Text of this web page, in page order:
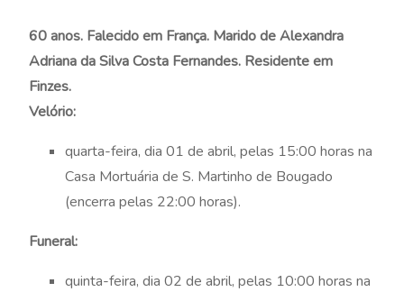
60 anos. Falecido em França. Marido de Alexandra
Adriana da Silva Costa Fernandes. Residente em
Finzes.
Velório:
quarta-feira, dia 01 de abril, pelas 15:00 horas na
Casa Mortuária de S. Martinho de Bougado
(encerra pelas 22:00 horas).
Funeral:
quinta-feira, dia 02 de abril, pelas 10:00 horas na